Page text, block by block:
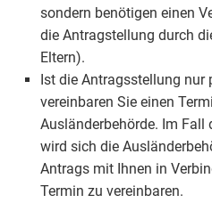
sondern benötigen einen
die Antragstellung durch
Eltern).
Ist die Antragsstellung nur
vereinbaren Sie einen
Ausländerbehörde. Im Fall
wird sich die
Antrags mit Ihnen in
Termin zu vereinbaren.